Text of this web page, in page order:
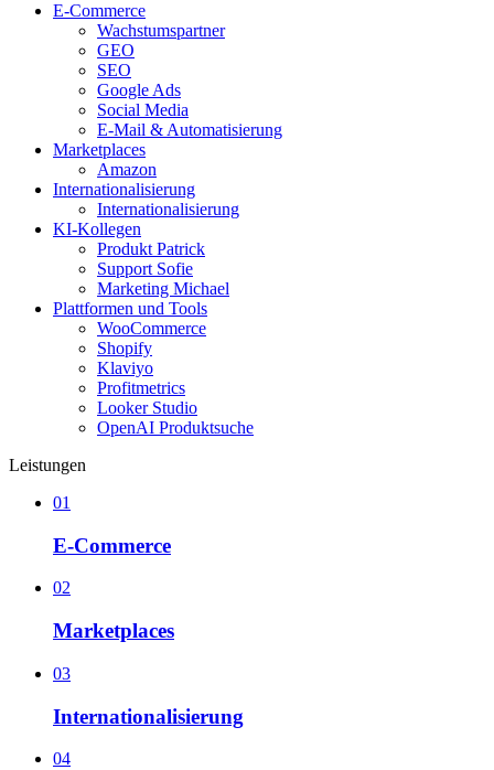
E-Commerce
Wachstumspartner
GEO
SEO
Google Ads
Social Media
E-Mail & Automatisierung
Marketplaces
Amazon
Internationalisierung
Internationalisierung
KI-Kollegen
Produkt Patrick
Support Sofie
Marketing Michael
Plattformen und Tools
WooCommerce
Shopify
Klaviyo
Profitmetrics
Looker Studio
OpenAI Produktsuche
Leistungen
01
E-Commerce
02
Marketplaces
03
Internationalisierung
04